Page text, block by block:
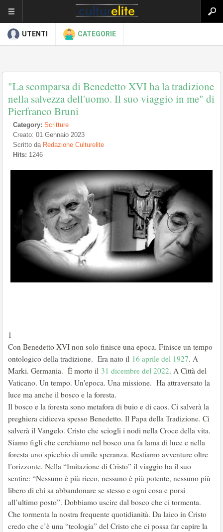
UTENTI CATEGORIE
"La scomparsa di Benedetto XVI ha la tradizione
nella salvezza dell'uomo. Il suo viaggio in me" di
Pierfranco Bruni
Category: Scritture
Creato: 01 Gennaio 2023
Scritto da Redazione Culturelite
Hits: 1246
1
Con Benedetto XVI non solo finisce una epoca. Finisce un tempo
ontologico della tradizione. Era nato il 16 aprile del 1927. A
Marki. Germania. È morto il 31 dicembre del 2022. A Città del
Vaticano. Un tempo. Un'epoca. Una missione. Ha attraversato la
luce ma anche il bosco e la foresta.
Il bosco e la foresta sono metafora di buio e di caos. Ci salverà la
preghiera cidiceva spesso Benedetto. Il Papa della Tradizione. Ci
salverà il Vangelo. Cristo che sciogli i nodi nella Croce della vita.
Siamo figli che cerchiamo nel bosco una fa lama di luce e nella
foresta uno spicchio di umile speranza. Restiamo avventure oltre
l’orizzonte. Nella “Imitazione di Cristo” il viaggio ha il suo
sentire: “Nessuno è più ricco, nessuno è più potente, nessuno più
libero di chi sa abbandonare se stesso e ogni cosa e porsi
all’ultimo posto”. Dobbiamo uscire dal bosco che ci tormenta.
Che tormenta la nostra frequente quotidianità. Da laico in Cristo
credo che c’è una “teologia” del Cristo che ci possa far capire la